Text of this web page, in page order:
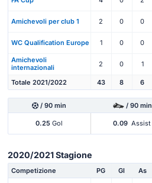
Amichevoli per club 1 2 0 0
WC Qualification Europe 1 0 0
Amichevoli
internazionali
2 0 1
Totale 2021/2022 43 8 6
/ 90 min / 90 min
0.25 Gol 0.09 Assist
2020/2021 Stagione
Competizione PG Gl As